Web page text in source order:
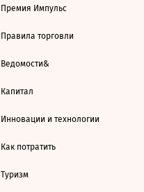
Премия Импульс
Правила торговли
Ведомости&
Капитал
Инновации и технологии
Как потратить
Туризм